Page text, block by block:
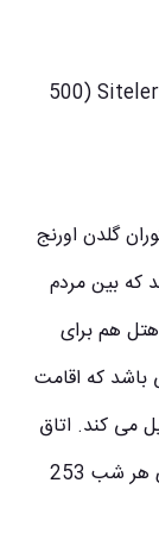
مسجد سیتلر سیرینیر Siteler Sirinyer Cami (500
گلدن اورنج
که بین مردم
هم برای
باشد که اقامت
می کند. اتاق
دو تخته استاندارد با منظره دریا این هتل برای هر شب 253